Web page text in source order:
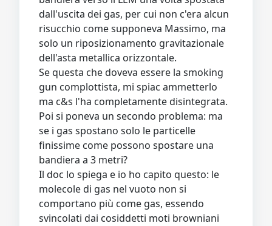
dall'uscita dei gas, per cui non c'era alcun
risucchio come supponeva Massimo, ma
solo un riposizionamento gravitazionale
dell'asta metallica orizzontale.
Se questa che doveva essere la smoking
gun complottista, mi spiac ammetterlo
ma c&s l'ha completamente disintegrata.
Poi si poneva un secondo problema: ma
se i gas spostano solo le particelle
finissime come possono spostare una
bandiera a 3 metri?
Il doc lo spiega e io ho capito questo: le
molecole di gas nel vuoto non si
comportano più come gas, essendo
svincolati dai cosiddetti moti browniani